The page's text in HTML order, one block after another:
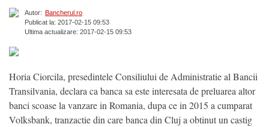
Autor: Bancherul.ro
Publicat la: 2017-02-15 09:53
Ultima actualizare: 2017-02-15 09:53
Horia Ciorcila, presedintele Consiliului de Administratie al Bancii
Transilvania, declara ca banca sa este interesata de preluarea altor
banci scoase la vanzare in Romania, dupa ce in 2015 a cumparat
Volksbank, tranzactie din care banca din Cluj a obtinut un castig